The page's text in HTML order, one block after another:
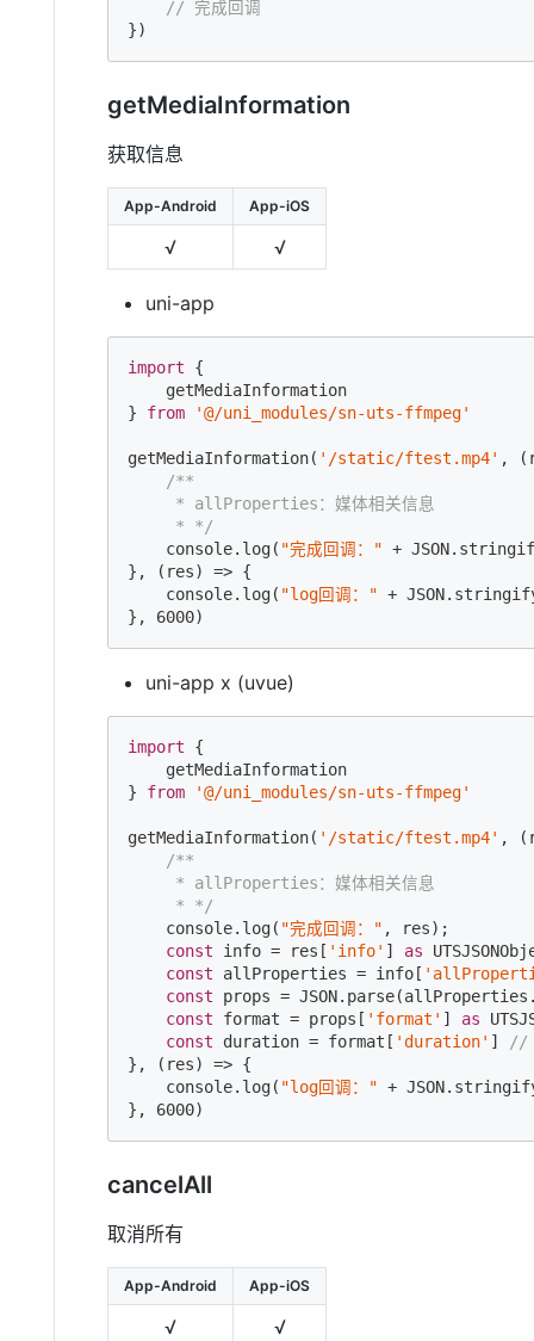
// 完成回调
getMediaInformation
获取信息
App-Android App-iOS
√ √
uni-app
import {
    getMediaInformation
} from '@/uni_modules/sn-uts-ffmpeg'
getMediaInformation( '/static/ftest.mp4' ,
/**
     * allProperties：媒体相关信息
     * */
console.log( "完成回调：" + JSON
}, (res) => {
console.log( "log回调：" + JSON
}, 6000
uni-app x (uvue)
import {
    getMediaInformation
} from '@/uni_modules/sn-uts-ffmpeg'
getMediaInformation( '/static/ftest.mp4' ,
/**
     * allProperties：媒体相关信息
     * */
console.log( "完成回调：" , res);
const info = res[ 'info' ] as
const allProperties = info[
const props = JSON
const format = props[ 'format' ] as
const duration = format[ 'duration' ]
//
}, (res) => {
console.log( "log回调：" + JSON
}, 6000)
cancelAll
取消所有
App-Android App-iOS
√ √